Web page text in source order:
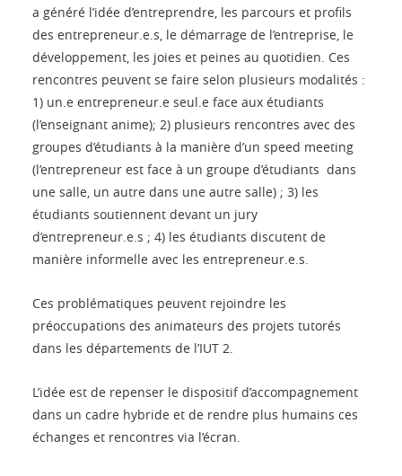
a généré l’idée d’entreprendre, les parcours et profils
des entrepreneur.e.s, le démarrage de l’entreprise, le
développement, les joies et peines au quotidien. Ces
rencontres peuvent se faire selon plusieurs modalités :
1) un.e entrepreneur.e seul.e face aux étudiants
(l’enseignant anime); 2) plusieurs rencontres avec des
groupes d’étudiants à la manière d’un speed meeting
(l’entrepreneur est face à un groupe d’étudiants dans
une salle, un autre dans une autre salle) ; 3) les
étudiants soutiennent devant un jury
d’entrepreneur.e.s ; 4) les étudiants discutent de
manière informelle avec les entrepreneur.e.s.
Ces problématiques peuvent rejoindre les
préoccupations des animateurs des projets tutorés
dans les départements de l’IUT 2.
L’idée est de repenser le dispositif d’accompagnement
dans un cadre hybride et de rendre plus humains ces
échanges et rencontres via l’écran.